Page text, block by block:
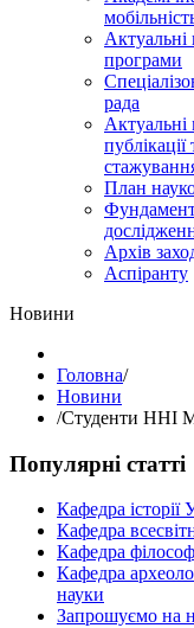
Актуальні
програми
рада
Актуальні
публікації
План
Архів
Аспіранту
Hовини
Головна/
Hовини
/Студенти ННІ
Популярні статті
Кафедра історії
Кафедра
Кафедра
Кафедра
науки
Запрошуємо на